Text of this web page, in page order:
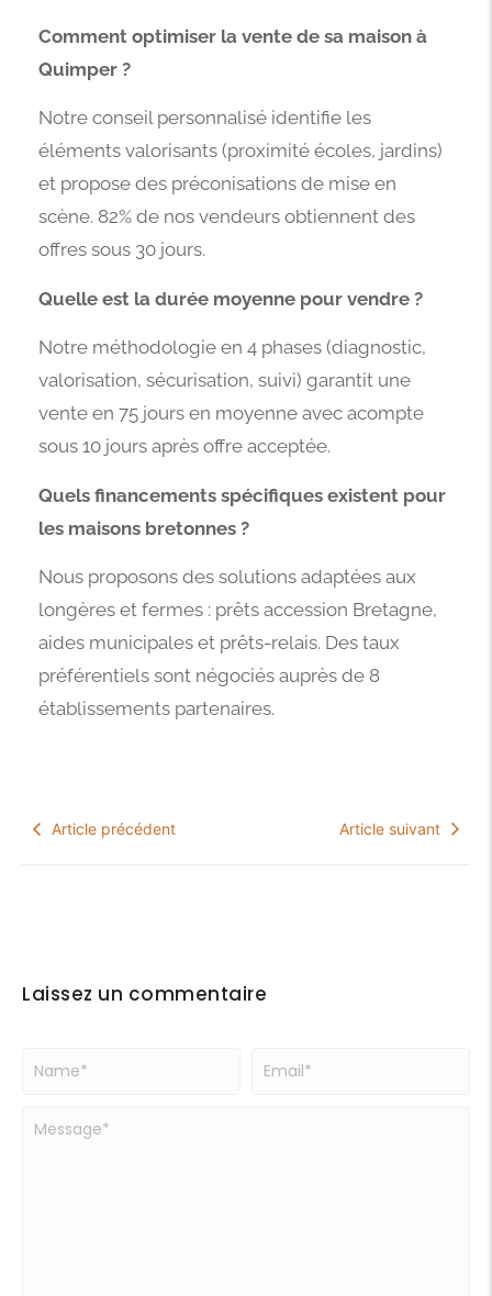
Comment optimiser la vente de sa maison à
Quimper ?
Notre conseil personnalisé identifie les
éléments valorisants (proximité écoles, jardins)
et propose des préconisations de mise en
scène. 82% de nos vendeurs obtiennent des
offres sous 30 jours.
Quelle est la durée moyenne pour vendre ?
Notre méthodologie en 4 phases (diagnostic,
valorisation, sécurisation, suivi) garantit une
vente en 75 jours en moyenne avec acompte
sous 10 jours après offre acceptée.
Quels financements spécifiques existent pour
les maisons bretonnes ?
Nous proposons des solutions adaptées aux
longères et fermes : prêts accession Bretagne,
aides municipales et prêts-relais. Des taux
préférentiels sont négociés auprès de 8
établissements partenaires.
Article précédent Article suivant
Laissez un commentaire